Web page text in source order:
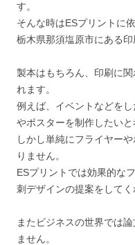
す。
そんな時はESプリントに
栃木県那須塩原市にある印
製本はもちろん、印刷に
れます。
例えば、イベントなどを
やポスターを制作したいと
しかし単純にフライヤー
りません。
ESプリントでは効果的な
刺デザインの提案をしてく
またビジネスの世界では
ません。